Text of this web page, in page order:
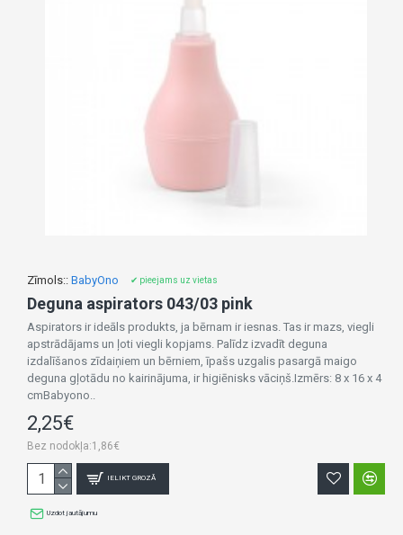
Zīmols:: BabyOno ✔ pieejams uz vietas
Deguna aspirators 043/03 pink
Aspirators ir ideāls produkts, ja bērnam ir iesnas. Tas ir mazs, viegli
apstrādājams un ļoti viegli kopjams. Palīdz izvadīt deguna
izdalīšanos zīdaiņiem un bērniem, īpašs uzgalis pasargā maigo
deguna gļotādu no kairinājuma, ir higiēnisks vāciņš.Izmērs: 8 x 16 x 4
cmBabyono..
2,25€
Bez nodokļa:1,86€
IELIKT GROZĀ
Uzdot jautājumu